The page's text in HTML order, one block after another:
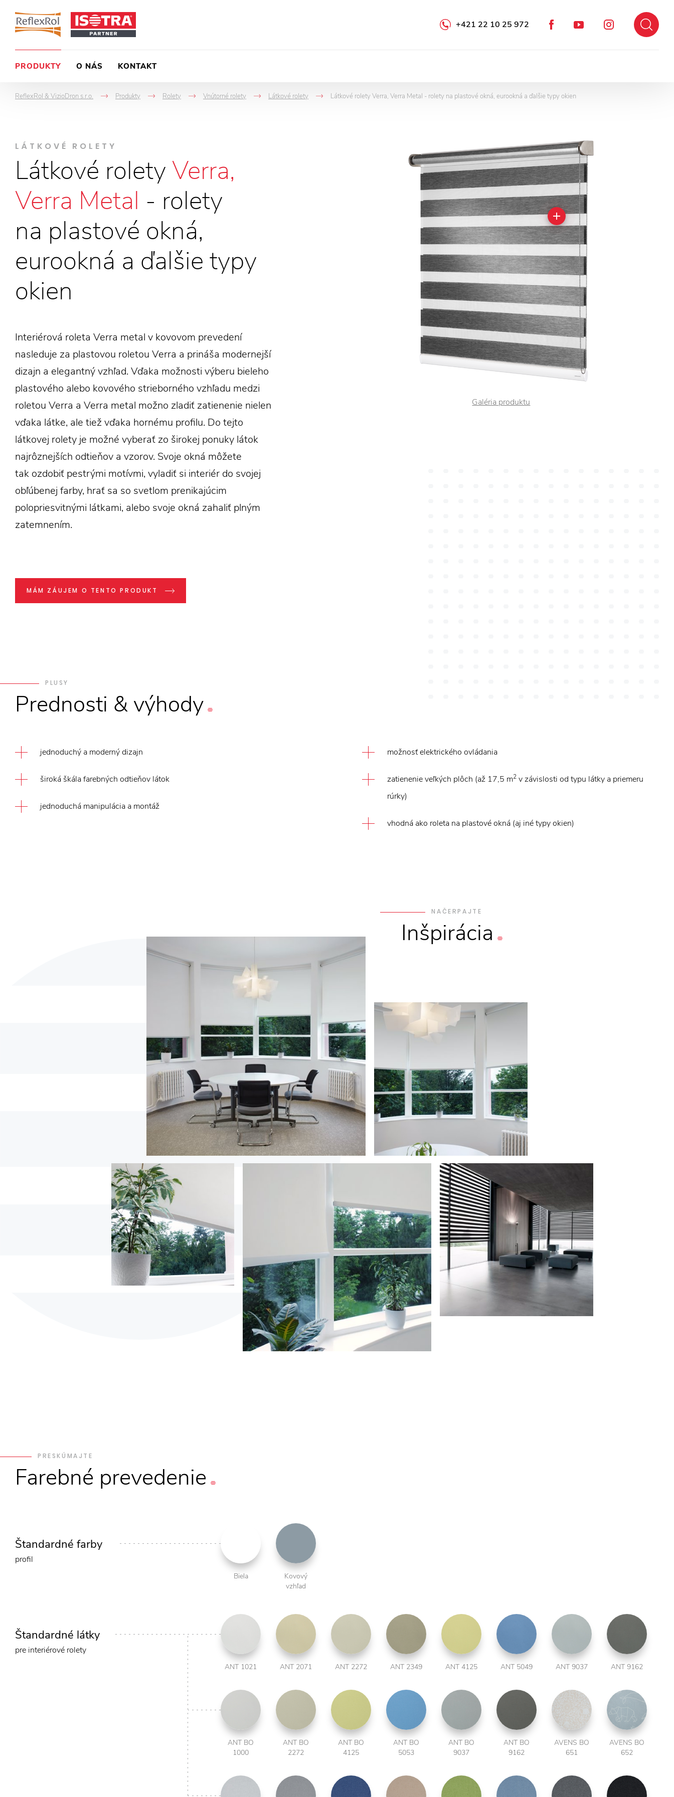
Instagram
YouTube
Facebook
+421 22 10 25 972
PRODUKTY O NÁS KONTAKT
ReflexRol & VizioDron s.r.o.
->
Produkty
->
Rolety
->
Vnútorné rolety
->
Látkové rolety Látkové rolety Verra, Verra Metal - rolety na plastové okná, eurookná a ďalšie typy okien
LÁTKOVÉ ROLETY
Látkové roletyVerra,
Verra Metal - rolety
na plastové okná,
eurookná a ďalšie typy
okien
Galéria produktu
Interiérová roleta Verra metal v kovovom prevedení
nasleduje za plastovou roletou Verra a prináša modernejší
dizajn a elegantný vzhľad. Vďaka možnosti výberu bieleho
plastového alebo kovového strieborného vzhľadu medzi
roletou Verra a Verra metal možno zladiť zatienenie nielen
vďaka látke, ale tiež vďaka hornému profilu. Do tejto
látkovej rolety je možné vyberať zo širokej ponuky látok
najrôznejších odtieňov a vzorov. Svoje okná môžete
tak ozdobiť pestrými motívmi, vyladiť si interiér do svojej
obľúbenej farby, hrať sa so svetlom prenikajúcim
polopriesvitnými látkami, alebo svoje okná zahaliť plným
zatemnením.
MÁM ZÁUJEM O TENTO PRODUKT
PLUSY
Prednosti &výhody
jednoduchý a moderný dizajn
široká škála farebných odtieňov látok
jednoduchá manipulácia a montáž
možnosť elektrického ovládania
zatienenie veľkých plôch (až 17,5 m2 v závislosti od typu látky a priemeru
rúrky)
vhodná ako roleta na plastové okná (aj iné typy okien)
NAČERPAJTE
Inšpirácia
PRESKÚMAJTE
Farebné prevedenie
Štandardné farby
profil
Biela
Kovový
vzhľad
Štandardné látky
pre interiérové rolety
ANT 1021 ANT 2071 ANT 2272 ANT 2349 ANT 4125 ANT 5049 ANT 9037 ANT 9162
ANT BO
1000
ANT BO
2272
ANT BO
4125
ANT BO
5053
ANT BO
9037
ANT BO
9162
AVENS BO
651
AVENS BO
652